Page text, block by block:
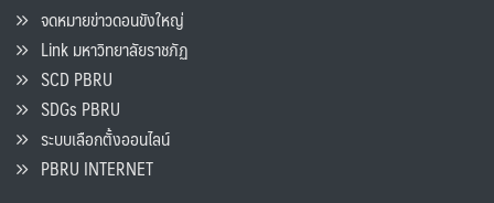
จดหมายข่าวดอนขังใหญ่
Link มหาวิทยาลัยราชภัฏ
SCD PBRU
SDGs PBRU
ระบบเลือกตั้งออนไลน์
PBRU INTERNET